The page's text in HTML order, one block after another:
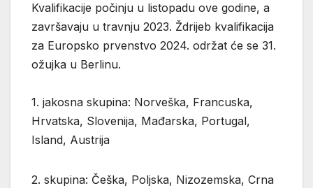
Kvalifikacije počinju u listopadu ove godine, a
završavaju u travnju 2023. Ždrijeb kvalifikacija
za Europsko prvenstvo 2024. održat će se 31.
ožujka u Berlinu.
1. jakosna skupina: Norveška, Francuska,
Hrvatska, Slovenija, Mađarska, Portugal,
Island, Austrija
2. skupina: Češka, Poljska, Nizozemska, Crna